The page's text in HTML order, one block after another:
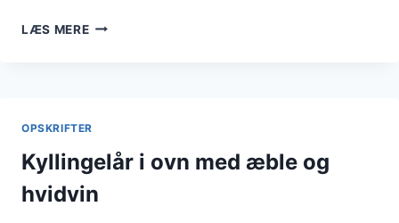
LÆS MEREKYLLINGELÅR
HONNING
OPSKRIFTER
Kyllingelår i ovn med æble og
hvidvin